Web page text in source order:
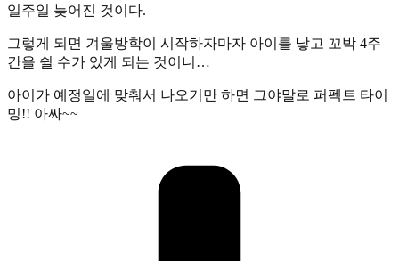
일주일 늦어진 것이다.
그렇게 되면 겨울방학이 시작하자마자 아이를 낳고 꼬박 4주
간을 쉴 수가 있게 되는 것이니…
아이가 예정일에 맞춰서 나오기만 하면 그야말로 퍼펙트 타이
밍!! 아싸~~